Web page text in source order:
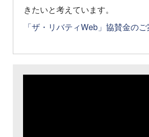
きたいと考えています。
「ザ・リバティWeb」協賛金の